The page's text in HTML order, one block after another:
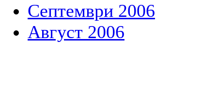
Септември 2006
Август 2006